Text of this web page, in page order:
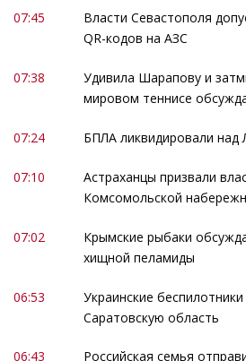
07:45
Власти Севастополя
QR-кодов на АЗС
07:38
Удивила Шарапову и
мировом теннисе
07:24 БПЛА ликвидировали над
07:10
Астраханцы призвали
Комсомольской
07:02
Крымские рыбаки
хищной пеламиды
06:53
Украинские
Саратовскую область
06:43
Российская семья